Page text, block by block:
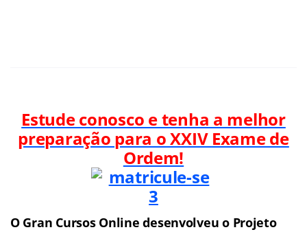
Estude conosco e tenha a melhor
preparação para o XXIV Exame de
Ordem!
O Gran Cursos Online desenvolveu o Projeto